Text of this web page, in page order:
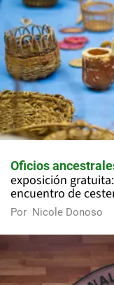
Oficios
exposición
encuentro de
Por Nicole Donoso